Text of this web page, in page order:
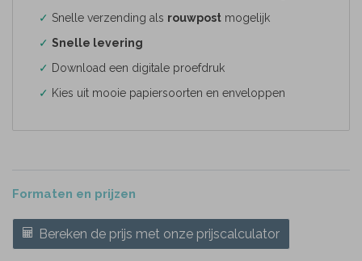
✓ Snelle verzending als rouwpost mogelijk
✓ Snelle levering
✓ Download een digitale proefdruk
✓ Kies uit mooie papiersoorten en enveloppen
Formaten en prijzen
Bereken de prijs met onze prijscalculator